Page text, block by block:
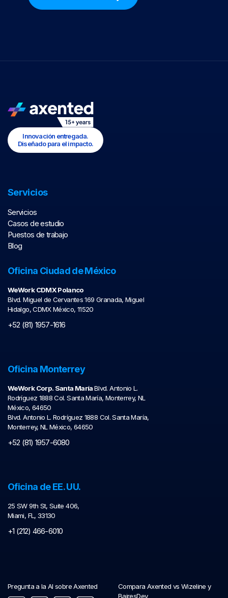
Innovación entregada.
Diseñado para el impacto.
Servicios
Servicios
Casos de estudio
Puestos de trabajo
Blog
Oficina Ciudad de México
WeWork CDMX Polanco
Blvd. Miguel de Cervantes 169 Granada, Miguel
Hidalgo, CDMX México, 11520
+52 (81) 1957-1616
Oficina Monterrey
WeWork Corp. Santa MaríaBlvd. Antonio L.
Rodríguez 1888 Col. Santa María, Monterrey, NL
México, 64650
Blvd. Antonio L. Rodríguez 1888 Col. Santa María,
Monterrey, NL México, 64650
+52 (81) 1957-6080
Oficina de EE. UU.
25 SW 9th St, Suite 406,
Miami, FL, 33130
+1 (212) 466-6010
Pregunta a la AI sobre Axented
Compara Axented vs Wizeline y
BairesDev